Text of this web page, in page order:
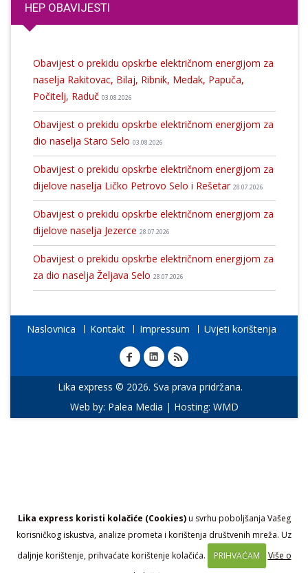
Lika express koristi kolačiće (Cookies)u svrhu poboljšanja Vašeg
korisničkog iskustva, analize prometa i korištenja društvenih mreža. Uz
daljnje korištenje, prihvaćate korištenje kolačića.
PRIHVAĆAM
Više o
HEP OBAVIJESTI
Obavijest o prekidu opskrbe električnom energijom za
naselja Rakitovac, Bilaj, Ribnik, Medak, Papuča,
Počitelj, Raduč 03.08.2026
Obavijest o prekidu opskrbe električnom energijom za
dio naselja Staro Selo 03.08.2026
Obavijest o prekidu opskrbe električnom energijom za
dijelove naselja Ličko Petrovo Selo i Rešetar 28.07.2026
Obavijest o prekidu opskrbe električnom energijom za
dijelove naselja Jezerce 28.07.2026
Obavijest o prekidu opskrbe električnom energijom za
za dio naselja Željava Selo 28.07.2026
Naslovnica Kontakt Impressum Uvjeti korištenja
Lika express © 2026. Sva prava pridržana.
Web by: Palea Media | Hosting: WMD